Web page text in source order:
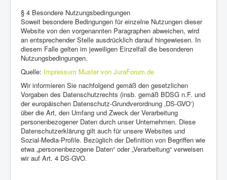
§ 4 Besondere Nutzungsbedingungen
Soweit besondere Bedingungen für einzelne Nutzungen dieser
Website von den vorgenannten Paragraphen abweichen, wird
an entsprechender Stelle ausdrücklich darauf hingewiesen. In
diesem Falle gelten im jeweiligen Einzelfall die besonderen
Nutzungsbedingungen.
Quelle: Impressum Muster von JuraForum.de
Wir informieren Sie nachfolgend gemäß den gesetzlichen
Vorgaben des Datenschutzrechts (insb. gemäß BDSG n.F. und
der europäischen Datenschutz-Grundverordnung ‚DS-GVO‘)
über die Art, den Umfang und Zweck der Verarbeitung
personenbezogener Daten durch unser Unternehmen. Diese
Datenschutzerklärung gilt auch für unsere Websites und
Sozial-Media-Profile. Bezüglich der Definition von Begriffen wie
etwa „personenbezogene Daten“ oder „Verarbeitung“ verweisen
wir auf Art. 4 DS-GVO.